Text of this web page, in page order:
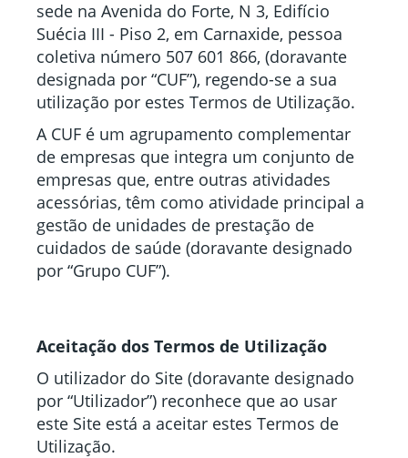
sede na Avenida do Forte, N 3, Edifício
Suécia III - Piso 2, em Carnaxide, pessoa
coletiva número 507 601 866, (doravante
designada por “CUF”), regendo-se a sua
utilização por estes Termos de Utilização.
A CUF é um agrupamento complementar
de empresas que integra um conjunto de
empresas que, entre outras atividades
acessórias, têm como atividade principal a
gestão de unidades de prestação de
cuidados de saúde (doravante designado
por “Grupo CUF”).
Aceitação dos Termos de Utilização
O utilizador do Site (doravante designado
por “Utilizador”) reconhece que ao usar
este Site está a aceitar estes Termos de
Utilização.